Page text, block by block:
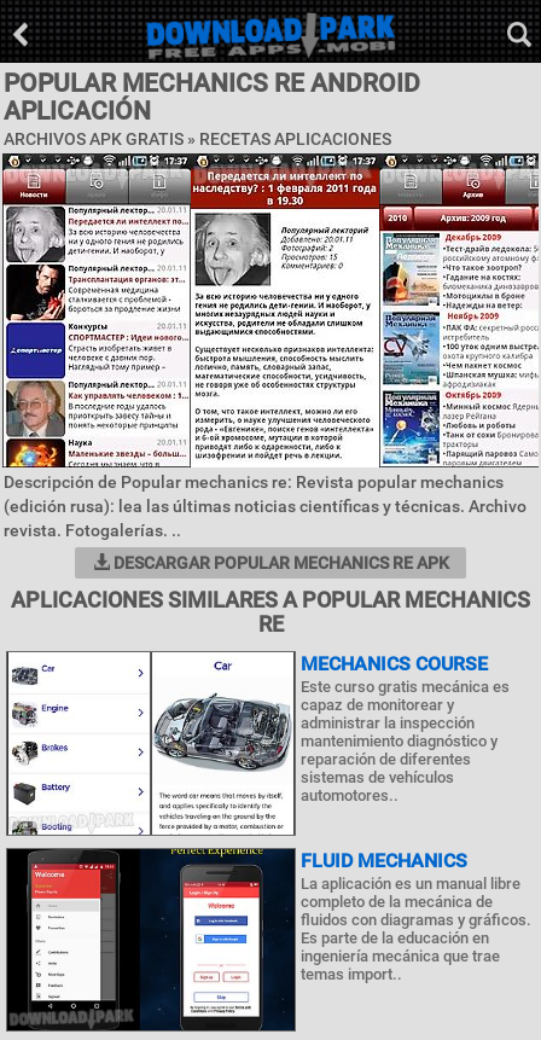
POPULAR MECHANICS RE ANDROID
APLICACIÓN
ARCHIVOS APK GRATIS » RECETAS APLICACIONES
Descripción de Popular mechanics re: Revista popular mechanics
(edición rusa): lea las últimas noticias científicas y técnicas. Archivo
revista. Fotogalerías. ..
DESCARGAR POPULAR MECHANICS RE APK
APLICACIONES SIMILARES A POPULAR MECHANICS
RE
MECHANICS COURSE
Este curso gratis mecánica es
capaz de monitorear y
administrar la inspección
mantenimiento diagnóstico y
reparación de diferentes
sistemas de vehículos
automotores..
FLUID MECHANICS
La aplicación es un manual libre
completo de la mecánica de
fluidos con diagramas y gráficos.
Es parte de la educación en
ingeniería mecánica que trae
temas import..